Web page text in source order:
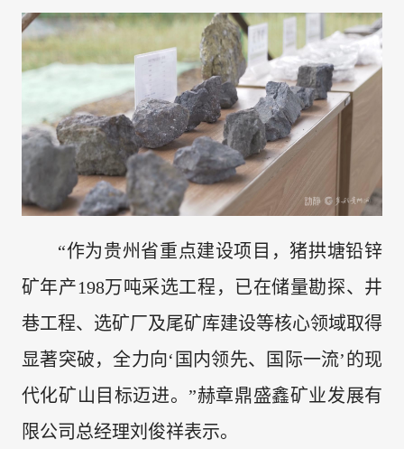
“作为贵州省重点建设项目，猪拱塘铅锌
矿年产198万吨采选工程，已在储量勘探、井
巷工程、选矿厂及尾矿库建设等核心领域取得
显著突破，全力向‘国内领先、国际一流’的现
代化矿山目标迈进。”赫章鼎盛鑫矿业发展有
限公司总经理刘俊祥表示。